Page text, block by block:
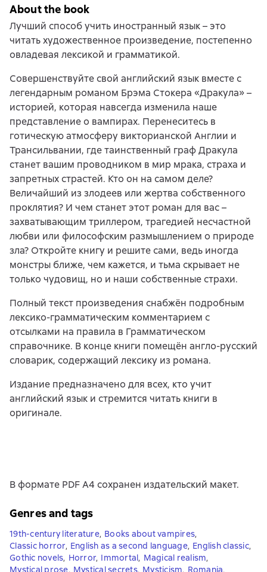
About the book
Лучший способ учить иностранный язык – это
читать художественное произведение, постепенно
овладевая лексикой и грамматикой.
Совершенствуйте свой английский язык вместе с
легендарным романом Брэма Стокера «Дракула» –
историей, которая навсегда изменила наше
представление о вампирах. Перенеситесь в
готическую атмосферу викторианской Англии и
Трансильвании, где таинственный граф Дракула
станет вашим проводником в мир мрака, страха и
запретных страстей. Кто он на самом деле?
Величайший из злодеев или жертва собственного
проклятия? И чем станет этот роман для вас –
захватывающим триллером, трагедией несчастной
любви или философским размышлением о природе
зла? Откройте книгу и решите сами, ведь иногда
монстры ближе, чем кажется, и тьма скрывает не
только чудовищ, но и наши собственные страхи.
Полный текст произведения снабжён подробным
лексико-грамматическим комментарием с
отсылками на правила в Грамматическом
справочнике. В конце книги помещён англо-русский
словарик, содержащий лексику из романа.
Издание предназначено для всех, кто учит
английский язык и стремится читать книги в
оригинале.
В формате PDF A4 сохранен издательский макет.
Genres and tags
19th-century literature, Books about vampires,
Classic horror, English as a second language, English classic,
Gothic novels, Horror, Immortal, Magical realism,
Mystical prose, Mystical secrets, Mysticism, Romania,